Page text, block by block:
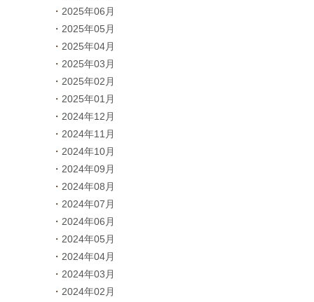
2025年06月
2025年05月
2025年04月
2025年03月
2025年02月
2025年01月
2024年12月
2024年11月
2024年10月
2024年09月
2024年08月
2024年07月
2024年06月
2024年05月
2024年04月
2024年03月
2024年02月